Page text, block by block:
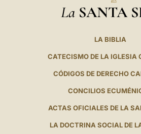
La SANTA
LA BIBLIA
CATECISMO DE LA IGLESIA
CÓDIGOS DE DERECHO
CONCILIOS
ACTAS OFICIALES DE LA
LA DOCTRINA SOCIAL DE